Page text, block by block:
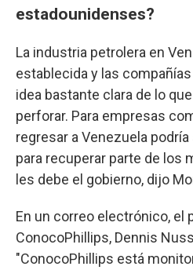
estadounidenses?
La industria petrolera en
establecida y las
idea bastante clara de lo
perforar. Para empresas
regresar a Venezuela
para recuperar parte de los
les debe el gobierno, dijo
En un correo electrónico, el
ConocoPhillips, Dennis
"ConocoPhillips está